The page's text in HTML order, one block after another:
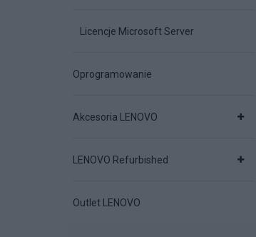
Licencje Microsoft Server
Oprogramowanie
Akcesoria LENOVO
LENOVO Refurbished
Outlet LENOVO